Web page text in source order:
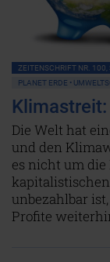
ZEITENSCHRIFT NR. 100,
PLANET ERDE •
Die Welt hat
und den
es nicht um die
unbezahlbar
Profite